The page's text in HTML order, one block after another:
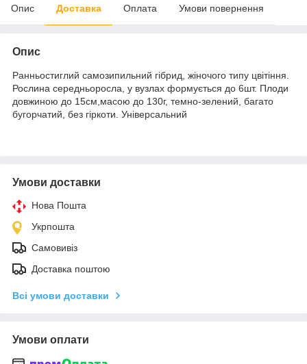
Опис Доставка Оплата Умови повернення
Опис
Ранньостиглий самозипильний гібрид, жіночого типу цвітіння.
Рослина середньоросла, у вузлах формується до 6шт. Плоди
довжиною до 15см,масою до 130г, темно-зелений, багато
бугорчатий, без гіркоти. Універсальний
Умови доставки
Нова Пошта
Укрпошта
Самовивіз
Доставка поштою
Всі умови доставки
Умови оплати